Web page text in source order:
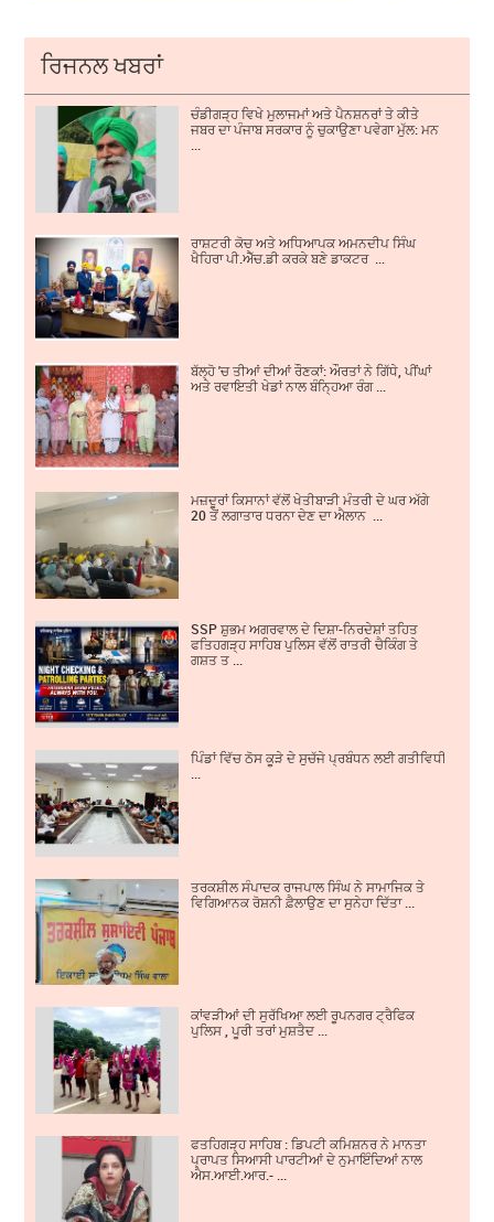
ਰਿਜਨਲ ਖਬਰਾਂ
ਚੰਡੀਗੜ੍ਹ ਵਿਖੇ ਮੁਲਾਜਮਾਂ ਅਤੇ ਪੈਨਸ਼ਨਰਾਂ ਤੇ ਕੀਤੇ
ਜਬਰ ਦਾ ਪੰਜਾਬ ਸਰਕਾਰ ਨੂੰ ਚੁਕਾਉਣਾ ਪਵੇਗਾ ਮੁੱਲ: ਮਨ
ਰਾਸ਼ਟਰੀ ਕੋਚ ਅਤੇ ਅਧਿਆਪਕ ਅਮਨਦੀਪ ਸਿੰਘ
ਖੈਹਿਰਾ ਪੀ.ਐੱਚ.ਡੀ ਕਰਕੇ ਬਣੇ ਡਾਕਟਰ ...
ਬੱਲ੍ਹੋ 'ਚ ਤੀਆਂ ਦੀਆਂ ਰੌਣਕਾਂ: ਔਰਤਾਂ ਨੇ ਗਿੱਧੇ, ਪੀਂਘਾਂ
ਅਤੇ ਰਵਾਇਤੀ ਖੇਡਾਂ ਨਾਲ ਬੰਨ੍ਹਿਆ ਰੰਗ ...
ਮਜ਼ਦੂਰਾਂ ਕਿਸਾਨਾਂ ਵੱਲੋਂ ਖੇਤੀਬਾੜੀ ਮੰਤਰੀ ਦੇ ਘਰ ਅੱਗੇ
20 ਤੋਂ ਲਗਾਤਾਰ ਧਰਨਾ ਦੇਣ ਦਾ ਐਲਾਨ ...
SSP ਸ਼ੁਭਮ ਅਗਰਵਾਲ ਦੇ ਦਿਸ਼ਾ-ਨਿਰਦੇਸ਼ਾਂ ਤਹਿਤ
ਫਤਿਹਗੜ੍ਹ ਸਾਹਿਬ ਪੁਲਿਸ ਵੱਲੋਂ ਰਾਤਰੀ ਚੈਕਿੰਗ ਤੇ
ਗਸ਼ਤ ਤ ...
ਪਿੰਡਾਂ ਵਿੱਚ ਠੋਸ ਕੂੜੇ ਦੇ ਸੁਚੱਜੇ ਪ੍ਰਬੰਧਨ ਲਈ ਗਤੀਵਿਧੀਆਂ
ਤਰਕਸ਼ੀਲ ਸੰਪਾਦਕ ਰਾਜਪਾਲ ਸਿੰਘ ਨੇ ਸਾਮਾਜਿਕ ਤੇ
ਵਿਗਿਆਨਕ ਰੋਸ਼ਨੀ ਫ਼ੈਲਾਉਣ ਦਾ ਸੁਨੇਹਾ ਦਿੱਤਾ ...
ਕਾਂਵੜੀਆਂ ਦੀ ਸੁਰੱਖਿਆ ਲਈ ਰੂਪਨਗਰ ਟ੍ਰੈਫਿਕ
ਪੁਲਿਸ , ਪੂਰੀ ਤਰਾਂ ਮੁਸ਼ਤੈਦ ...
ਫਤਹਿਗੜ੍ਹ ਸਾਹਿਬ : ਡਿਪਟੀ ਕਮਿਸ਼ਨਰ ਨੇ ਮਾਨਤਾ
ਪ੍ਰਾਪਤ ਸਿਆਸੀ ਪਾਰਟੀਆਂ ਦੇ ਨੁਮਾਇੰਦਿਆਂ ਨਾਲ
ਐਸ.ਆਈ.ਆਰ.- ...